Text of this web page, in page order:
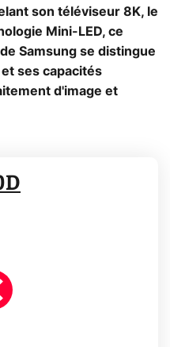
son téléviseur 8K, le
Mini-LED, ce
Samsung se distingue
ses capacités
d'image et